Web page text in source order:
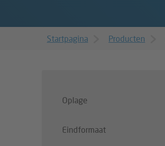
Startpagina Producten
Oplage
Eindformaat